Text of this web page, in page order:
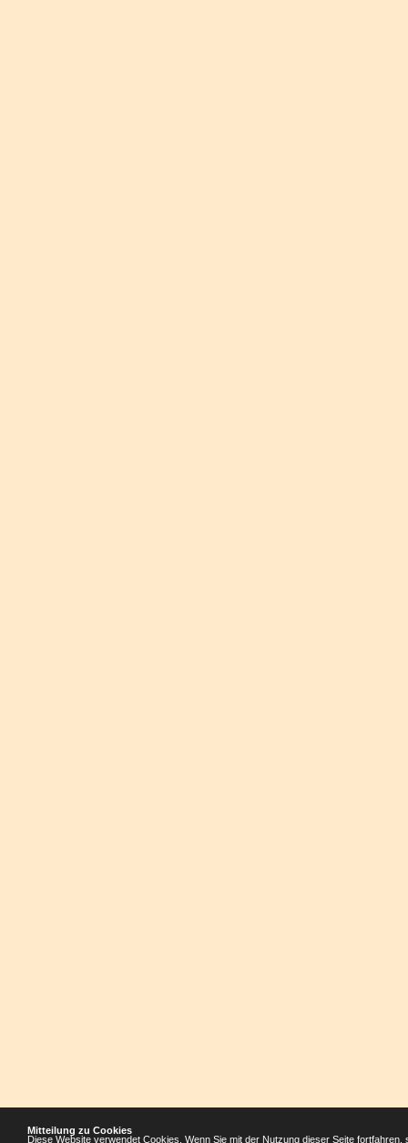
Mitteilung zu Cookies
Diese Website verwendet Cookies. Wenn Sie mit der Nutzung dieser Seite